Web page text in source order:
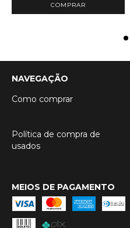
COMPRAR
NAVEGAÇÃO
Como comprar
Política de compra de
usados
MEIOS DE PAGAMENTO